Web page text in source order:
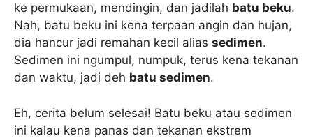
ke permukaan, mendingin, dan jadilah batu beku.
Nah, batu beku ini kena terpaan angin dan hujan,
dia hancur jadi remahan kecil alias sedimen.
Sedimen ini ngumpul, numpuk, terus kena tekanan
dan waktu, jadi deh batu sedimen.
Eh, cerita belum selesai! Batu beku atau sedimen
ini kalau kena panas dan tekanan ekstrem